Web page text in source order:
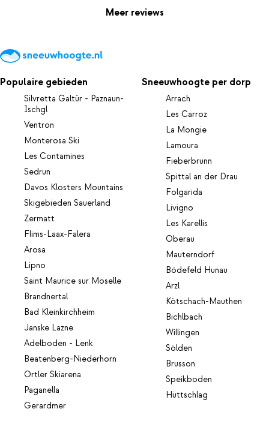
Meer reviews
Populaire gebieden
Silvretta Galtür - Paznaun-
Ischgl
Ventron
Monterosa Ski
Les Contamines
Sedrun
Davos Klosters Mountains
Skigebieden Sauerland
Zermatt
Flims-Laax-Falera
Arosa
Lipno
Saint Maurice sur Moselle
Brandnertal
Bad Kleinkirchheim
Janske Lazne
Adelboden - Lenk
Beatenberg-Niederhorn
Ortler Skiarena
Paganella
Gerardmer
Sneeuwhoogte per dorp
Arrach
Les Carroz
La Mongie
Lamoura
Fieberbrunn
Spittal an der Drau
Folgarida
Livigno
Les Karellis
Oberau
Mauterndorf
Bödefeld Hunau
Arzl
Kötschach-Mauthen
Bichlbach
Willingen
Sölden
Brusson
Speikboden
Hüttschlag